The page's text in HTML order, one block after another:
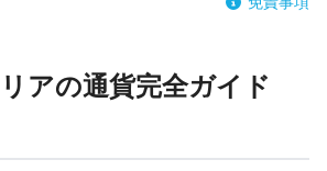
アの通貨完全ガイド